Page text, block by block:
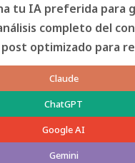
tu IA preferida para
completo del
optimizado para
Claude
ChatGPT
Google AI
Gemini